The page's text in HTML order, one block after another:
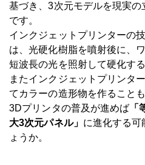
基づき、3次元モデルを現実
です。
インクジェットプリンターの
は、光硬化樹脂を噴射後に、
短波長の光を照射して硬化す
またインクジェットプリンタ
てカラーの造形物を作ることも
3Dプリンタの普及が進めば
大3次元パネル」 に進化する可
ょうか。